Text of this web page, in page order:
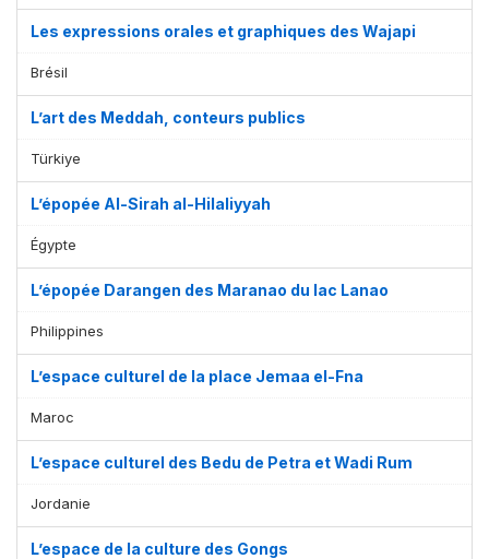
Les expressions orales et graphiques des Wajapi
Brésil
L’art des Meddah, conteurs publics
Türkiye
L’épopée Al-Sirah al-Hilaliyyah
Égypte
L’épopée Darangen des Maranao du lac Lanao
Philippines
L’espace culturel de la place Jemaa el-Fna
Maroc
L’espace culturel des Bedu de Petra et Wadi Rum
Jordanie
L’espace de la culture des Gongs